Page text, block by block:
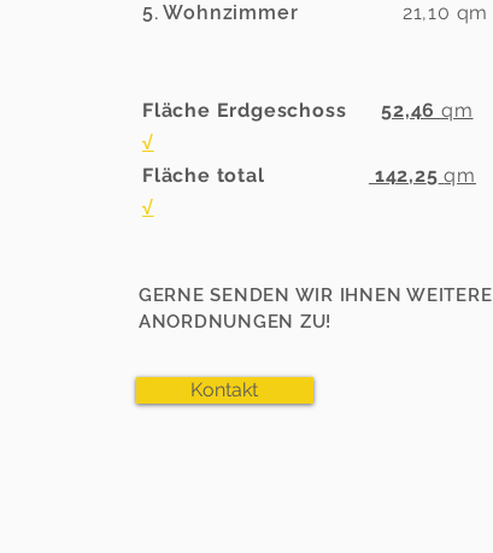
5. Wohnzimmer 21,10 qm
Fläche Erdgeschoss 52,46 qm
√
Fläche total
142,25 qm
√
GERNE SENDEN WIR IHNEN WEITERE
ANORDNUNGEN ZU!
Kontakt